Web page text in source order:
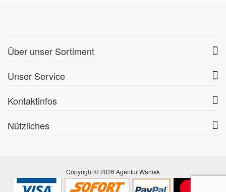
Über unser Sortiment
Unser Service
Kontaktinfos
Nützliches
Copyright © 2026 Agentur Waniek